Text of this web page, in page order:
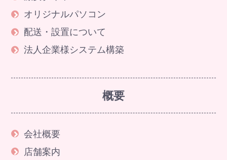
オリジナルパソコン
配送・設置について
法人企業様システム構築
概要
会社概要
店舗案内